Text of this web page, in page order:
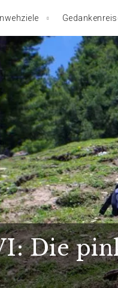
Die